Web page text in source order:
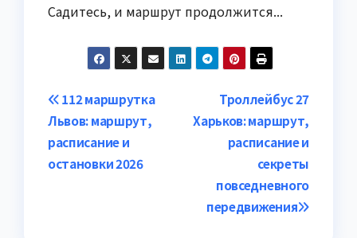
Садитесь, и маршрут продолжится...
Навигация
по
записям
Троллейбус 27
Харьков: маршрут,
расписание и
секреты
повседневного
передвижения
112 маршрутка
Львов: маршрут,
расписание и
остановки 2026